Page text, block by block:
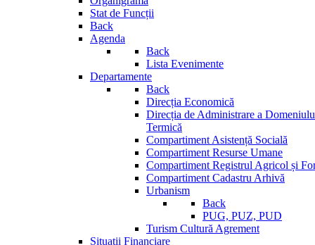
Stat de Funcții
Back
Agenda
Back
Lista Evenimente
Departamente
Back
Direcția Economică
Direcția de Administrare a
Termică
Compartiment Asistență Socială
Compartiment Resurse Umane
Compartiment Registrul Agricol și
Compartiment Cadastru Arhivă
Urbanism
Back
PUG, PUZ, PUD
Turism Cultură Agrement
Situații Financiare